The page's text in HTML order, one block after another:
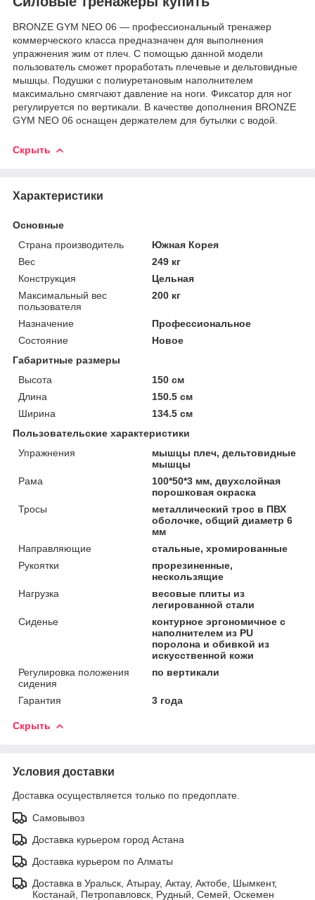
BRONZE GYM NEO 06 — профессиональный тренажер
коммерческого класса предназначен для выполнения
упражнения жим от плеч. C помощью данной модели
пользователь сможет проработать плечевые и дельтовидные
мышцы. Подушки с полиуретановым наполнителем
максимально смягчают давление на ноги. Фиксатор для ног
регулируется по вертикали. В качестве дополнения BRONZE
GYM NEO 06 оснащен держателем для бутылки с водой.
Скрыть
Характеристики
Основные
Страна производитель
Южная Корея
Вес
249 кг
Конструкция
Цельная
Максимальный вес
пользователя
200 кг
Назначение
Профессиональное
Состояние
Новое
Габаритные размеры
Высота
150 см
Длина
150.5 см
Ширина
134.5 см
Пользовательские характеристики
Упражнения
мышцы плеч, дельтовидные
мышцы
Рама
100*50*3 мм, двухслойная
порошковая окраска
Тросы
металлический трос в ПВХ
оболочке, общий диаметр 6
мм
Направляющие
стальные, хромированные
Рукоятки
прорезиненные,
нескользящие
Нагрузка
весовые плиты из
легированной стали
Сиденье
контурное эргономичное с
наполнителем из PU
поролона и обивкой из
искусственной кожи
Регулировка положения
сидения
по вертикали
Гарантия 3 года
Скрыть
Условия доставки
Доставка осуществляется только по предоплате.
Самовывоз
Доставка курьером город Астана
Доставка курьером по Алматы
Доставка в Уральск, Атырау, Актау, Актобе, Шымкент,
Костанай, Петропавловск, Рудный, Семей, Оскемен